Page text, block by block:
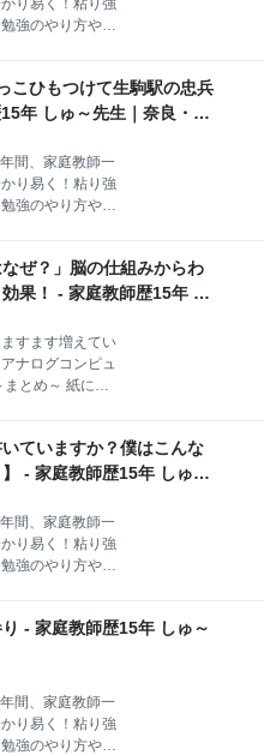
告をツイートし
非参考にしてみ
指導報告 昨日
り易く！粘り強
強のやり方や、
問題解きマシーン
った事件 何が
がうんこ漏らし
～珍事件～ 長
やっているとち
。今回は10年間
などの装飾はし
ションではあり
、面白く書いて
こひもつけて生駒駅の忠兵
年 しゅ～先生｜奈良・生
間、家庭教師一
り易く！粘り強
強のやり方や、
が終わって約1
分転換に嫁と赤
。先月も嫁と2
、3人で行くの
たのは生駒駅に
さん。嫁はお寿
tabelog.com 店
忘れましたが、
ぜ？」脳の仕組みからわ
果！ - 家庭教師歴15年 し
すます増えてい
ナログコンピュ
とめ～ 紙に書
味深いコメント
ます。
06-04 23:42:50
に構成など書き
で考えて、一気
ん😅 適当にや
めたら、行き当
ていますか？僕はこんな
- 家庭教師歴15年 しゅ～
間、家庭教師一
り易く！粘り強
強のやり方や、
の場合 ①キーワー
書く ③エディタ
記系の記事の場
の写真の間にコ
なさんの書き方
夫したい！ さ
- 家庭教師歴15年 しゅ～
間、家庭教師一
り易く！粘り強
強のやり方や、